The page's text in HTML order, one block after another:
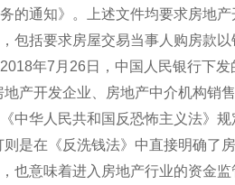
的通知》。上述文件均要求房地
包括要求房屋交易当事人购房款
年7月26日，中国人民银行下
产开发企业、房地产中介机构销
中华人民共和国反恐怖主义法》
是在《反洗钱法》中直接明确了
也意味着进入房地产行业的资金监